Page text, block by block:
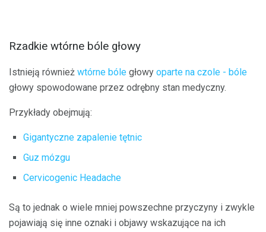
Rzadkie wtórne bóle głowy
Istnieją również wtórne bóle głowy oparte na czole - bóle
głowy spowodowane przez odrębny stan medyczny.
Przykłady obejmują:
Gigantyczne zapalenie tętnic
Guz mózgu
Cervicogenic Headache
Są to jednak o wiele mniej powszechne przyczyny i zwykle
pojawiają się inne oznaki i objawy wskazujące na ich